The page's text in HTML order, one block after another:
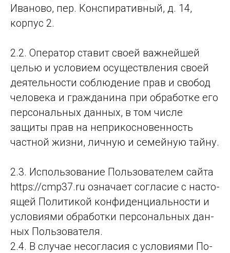
Иваново, пер. Конспиративный, д. 14,
корпус 2.
2.2. Оператор ставит своей важнейшей
целью и условием осуществления своей
деятельности соблюдение прав и свобод
человека и гражданина при обработке его
персональных данных, в том числе
защиты прав на неприкосновенность
частной жизни, личную и семейную тайну.
2.3. Исполь­зо­ва­ние Поль­зо­ва­те­лем сай­та
https://cmp37.ru оз­на­ча­ет сог­ла­сие с нас­то­
ящей По­ли­ти­кой кон­фи­ден­ци­аль­нос­ти и
ус­ло­ви­ями об­ра­бот­ки пер­со­наль­ных дан­
ных Поль­зо­ва­те­ля.
2.4. В случае не­сог­ла­сия с ус­ло­ви­ями По­